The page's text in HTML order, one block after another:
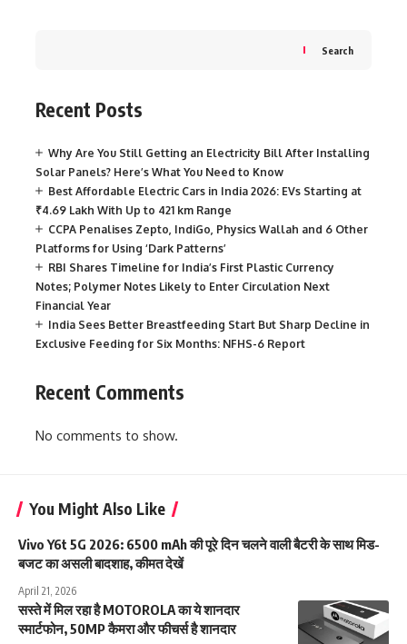
Search
Recent Posts
Why Are You Still Getting an Electricity Bill After Installing
Solar Panels? Here’s What You Need to Know
Best Affordable Electric Cars in India 2026: EVs Starting at
₹4.69 Lakh With Up to 421 km Range
CCPA Penalises Zepto, IndiGo, Physics Wallah and 6 Other
Platforms for Using ‘Dark Patterns’
RBI Shares Timeline for India’s First Plastic Currency
Notes; Polymer Notes Likely to Enter Circulation Next
Financial Year
India Sees Better Breastfeeding Start But Sharp Decline in
Exclusive Feeding for Six Months: NFHS-6 Report
Recent Comments
No comments to show.
You Might Also Like
Vivo Y6t 5G 2026: 6500 mAh की पूरे दिन चलने वाली बैटरी के साथ मिड-
बजट का असली बादशाह, कीमत देखें
April 21, 2026
सस्ते में मिल रहा है MOTOROLA का ये शानदार
स्मार्टफोन, 50MP कैमरा और फीचर्स है शानदार